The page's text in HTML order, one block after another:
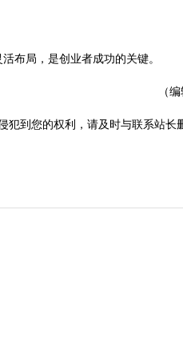
局，是创业者成功的关键。
（
犯到您的权利，请及时与联系站长